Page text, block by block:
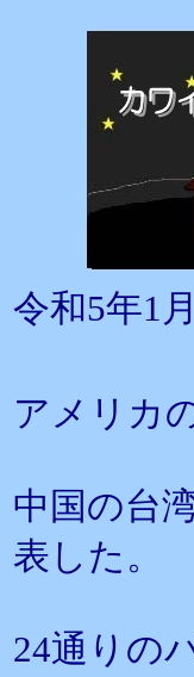
令和5年1
アメリカ
中国の台
表した。
24通りの